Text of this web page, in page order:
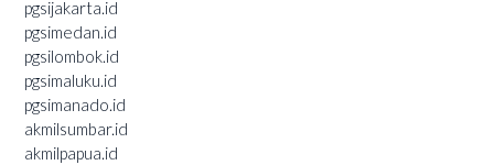
pgsijakarta.id
pgsimedan.id
pgsilombok.id
pgsimaluku.id
pgsimanado.id
akmilsumbar.id
akmilpapua.id